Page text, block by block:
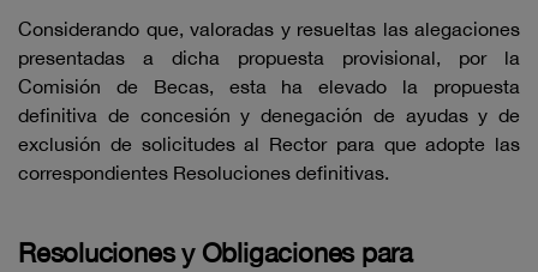
Considerando que, valoradas y resueltas las alegaciones
presentadas a dicha propuesta provisional, por la
Comisión de Becas, esta ha elevado la propuesta
definitiva de concesión y denegación de ayudas y de
exclusión de solicitudes al Rector para que adopte las
correspondientes Resoluciones definitivas.
Resoluciones y Obligaciones para